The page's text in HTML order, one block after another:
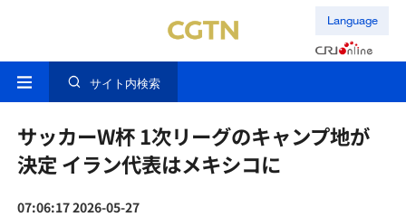
Language
サイト内検索
サッカーW杯 1次リーグのキャンプ地が
決定 イラン代表はメキシコに
07:06:17 2026-05-27